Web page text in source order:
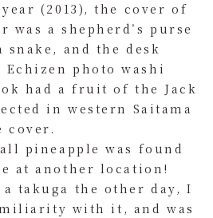
(2013), the cover of
was a shepherd’s purse
and the desk
photo washi
had a fruit of the Jack
in western Saitama
cover.
pineapple was found
at another location!
a takuga the other day, I
with it, and was